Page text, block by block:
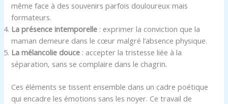
même face à des souvenirs parfois douloureux mais
formateurs.
La présence intemporelle : exprimer la conviction que la
maman demeure dans le cœur malgré l’absence physique.
La mélancolie douce : accepter la tristesse liée à la
séparation, sans se complaire dans le chagrin.
Ces éléments se tissent ensemble dans un cadre poétique
qui encadre les émotions sans les noyer. Ce travail de